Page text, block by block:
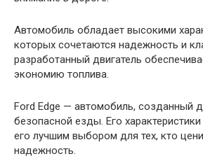
Автомобиль обладает высокими
которых сочетаются надежность и
разработанный двигатель
экономию топлива.
Ford Edge — автомобиль, созданный
безопасной езды. Его
его лучшим выбором для тех, кто
надежность.